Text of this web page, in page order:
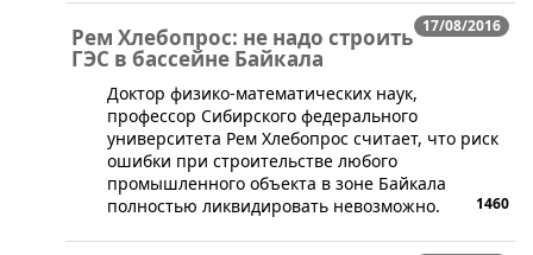
17/08/2016
Рем Хлебопрос: не надо строить
ГЭС в бассейне Байкала
​Доктор физико-математических наук,
профессор Сибирского федерального
университета Рем Хлебопрос считает, что риск
ошибки при строительстве любого
промышленного объекта в зоне Байкала
полностью ликвидировать невозможно.
1460